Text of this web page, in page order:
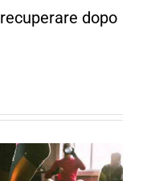
dopo